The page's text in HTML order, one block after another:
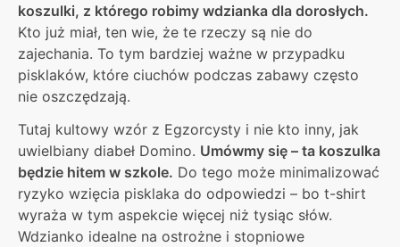
koszulki, z którego robimy wdzianka dla dorosłych.
Kto już miał, ten wie, że te rzeczy są nie do
zajechania. To tym bardziej ważne w przypadku
pisklaków, które ciuchów podczas zabawy często
nie oszczędzają.
Tutaj kultowy wzór z Egzorcysty i nie kto inny, jak
uwielbiany diabeł Domino. Umówmy się – ta koszulka
będzie hitem w szkole. Do tego może minimalizować
ryzyko wzięcia pisklaka do odpowiedzi – bo t-shirt
wyraża w tym aspekcie więcej niż tysiąc słów.
Wdzianko idealne na ostrożne i stopniowe